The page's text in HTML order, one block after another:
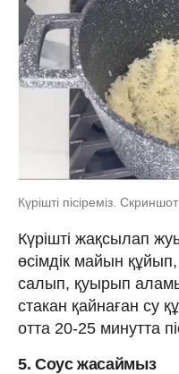
Күрішті пісіреміз.
Күрішті жақсылап
өсімдік майын құйып,
салып, қуырып
стакан қайнаған су
отта 20-25 минутта
5. Соус жасаймыз